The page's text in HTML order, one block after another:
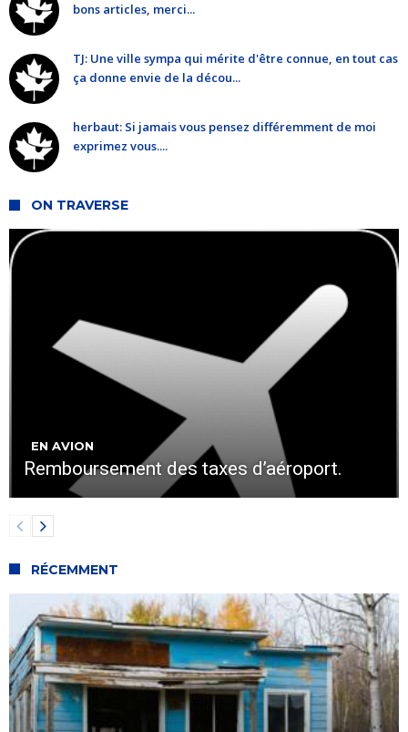
bons articles, merci...
TJ: Une ville sympa qui mérite d'être connue, en tout cas
ça donne envie de la décou...
herbaut: Si jamais vous pensez différemment de moi
exprimez vous....
ON TRAVERSE
EN AVION
Remboursement des taxes d’aéroport.
RÉCEMMENT